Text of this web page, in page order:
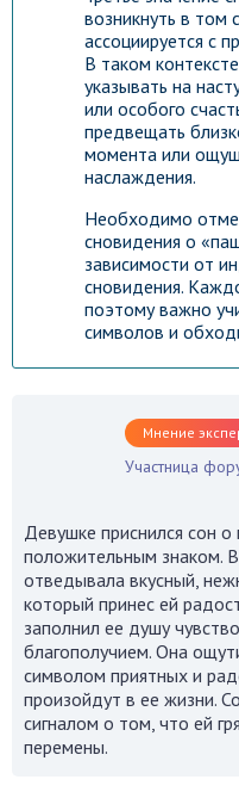
возникнуть в том
ассоциируется с
В таком
указывать на
или особого
предвещать
момента или
наслаждения.
Необходимо
сновидения о
зависимости от
сновидения.
поэтому важно
символов и
Мнение
Участница
Девушке приснился сон
положительным знаком.
отведывала вкусный,
который принес ей
заполнил ее душу
благополучием. Она
символом приятных и
произойдут в ее жизни.
сигналом о том, что ей
перемены.